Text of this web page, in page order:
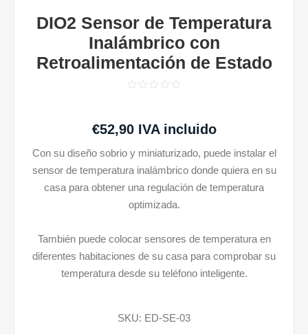
DIO2 Sensor de Temperatura
Inalámbrico con
Retroalimentación de Estado
€52,90 IVA incluido
Con su diseño sobrio y miniaturizado, puede instalar el
sensor de temperatura inalámbrico donde quiera en su
casa para obtener una regulación de temperatura
optimizada.
También puede colocar sensores de temperatura en
diferentes habitaciones de su casa para comprobar su
temperatura desde su teléfono inteligente.
SKU: ED-SE-03